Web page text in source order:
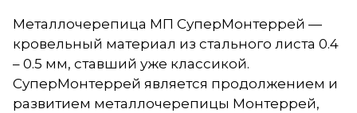
Металлочерепица МП СуперМонтеррей —
кровельный материал из стального листа 0.4
– 0.5 мм, ставший уже классикой.
СуперМонтеррей является продолжением и
развитием металлочерепицы Монтеррей,